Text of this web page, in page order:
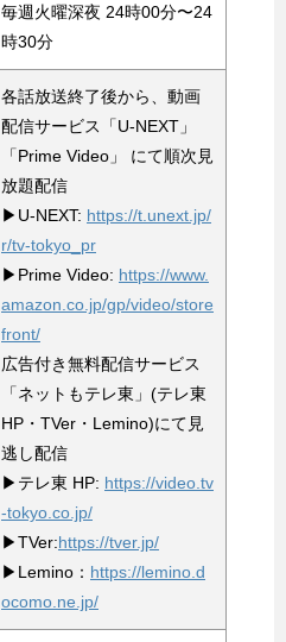
毎週火曜深夜 24時00分〜24
時30分
各話放送終了後から、動画
配信サービス「U-NEXT」
「Prime Video」 にて順次見
放題配信
▶U-NEXT: https://t.unext.jp/
r/tv-tokyo_pr
▶Prime Video: https://www.
amazon.co.jp/gp/video/store
front/
広告付き無料配信サービス
「ネットもテレ東」(テレ東
HP・TVer・Lemino)にて見
逃し配信
▶テレ東 HP: https://video.tv
-tokyo.co.jp/
▶TVer:https://tver.jp/
▶Lemino： https://lemino.d
ocomo.ne.jp/